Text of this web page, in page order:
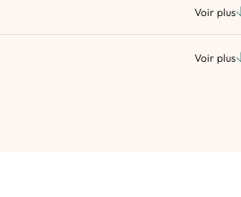
Voir plus
Voir plus